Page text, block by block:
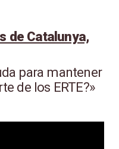
de Catalunya,
para mantener
de los ERTE?»